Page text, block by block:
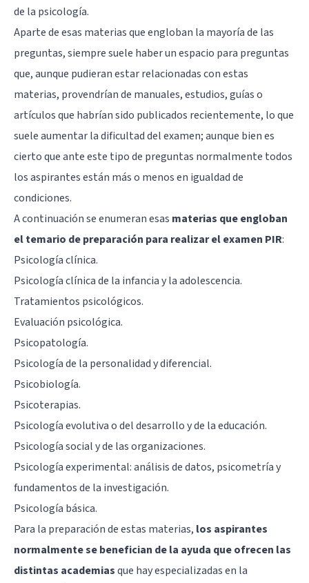
de la psicología.
Aparte de esas materias que engloban la mayoría de las
preguntas, siempre suele haber un espacio para preguntas
que, aunque pudieran estar relacionadas con estas
materias, provendrían de manuales, estudios, guías o
artículos que habrían sido publicados recientemente, lo que
suele aumentar la dificultad del examen; aunque bien es
cierto que ante este tipo de preguntas normalmente todos
los aspirantes están más o menos en igualdad de
condiciones.
A continuación se enumeran esas materias que engloban
el temario de preparación para realizar el examen PIR:
Psicología clínica.
Psicología clínica de la infancia y la adolescencia.
Tratamientos psicológicos.
Evaluación psicológica.
Psicopatología.
Psicología de la personalidad y diferencial.
Psicobiología.
Psicoterapias.
Psicología evolutiva o del desarrollo y de la educación.
Psicología social y de las organizaciones.
Psicología experimental: análisis de datos, psicometría y
fundamentos de la investigación.
Psicología básica.
Para la preparación de estas materias, los aspirantes
normalmente se benefician de la ayuda que ofrecen las
distintas academiasque hay especializadas en la